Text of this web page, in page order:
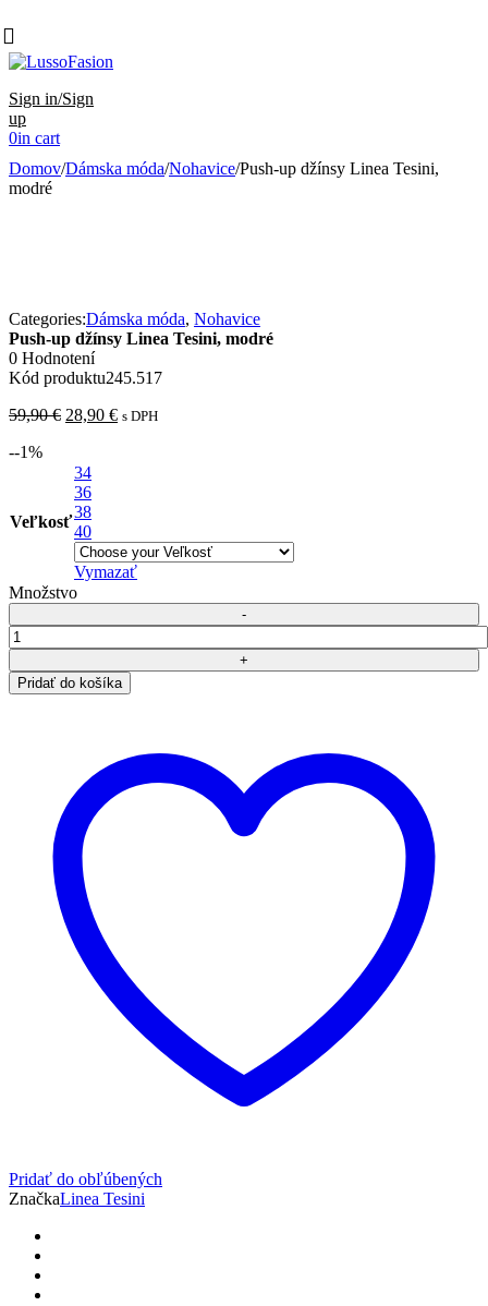
Sign in/Sign
up
0in cart
Domov/Dámska móda/Nohavice/Push-up džínsy Linea Tesini,
modré
Categories:Dámska móda, Nohavice
Push-up džínsy Linea Tesini, modré
0 Hodnotení
Kód produktu245.517
59,90€ Pôvodná
59,90 €.
28,90 €Aktuálna
s DPH
--1%
Veľkosť
34
36
38
40
Vymazať
Množstvo
množstvo
Push-
up
džínsy
Pridať do košíka
Pridať do obľúbených
ZnačkaLinea Tesini